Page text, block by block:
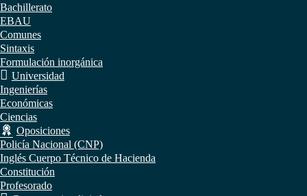
Bachillerato
EBAU
Comunes
Sintaxis
Formulación inorgánica
Universidad
Ingenierías
Económicas
Ciencias
Oposiciones
Policía Nacional (CNP)
Inglés Cuerpo Técnico de Hacienda
Constitución
Profesorado